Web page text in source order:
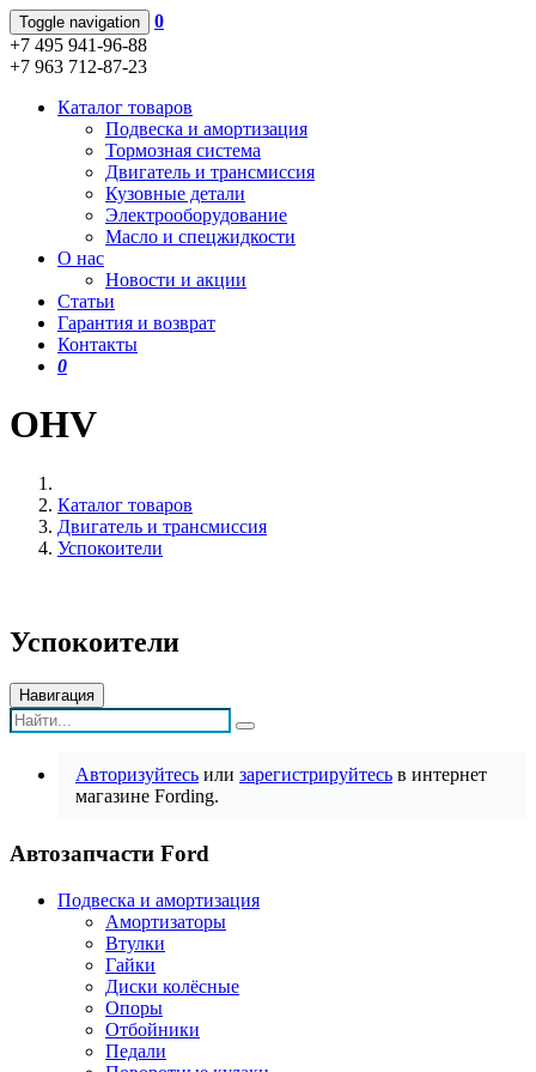
Toggle navigation
0
+7 495 941-96-88
+7 963 712-87-23
Каталог товаров
Подвеска и амортизация
Тормозная система
Двигатель и трансмиссия
Кузовные детали
Электрооборудование
Масло и спецжидкости
О нас
Новости и акции
Статьи
Гарантия и возврат
Контакты
0
OHV
Каталог товаров
Двигатель и трансмиссия
Успокоители
Успокоители
Навигация
Авторизуйтесь или зарегистрируйтесь в интернет
магазине Fording.
Автозапчасти Ford
Подвеска и амортизация
Амортизаторы
Втулки
Гайки
Диски колёсные
Опоры
Отбойники
Педали